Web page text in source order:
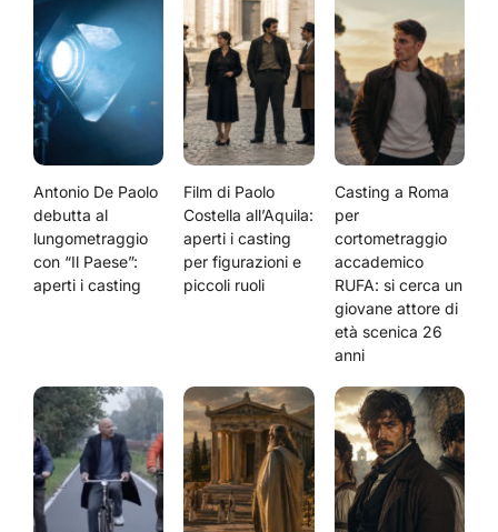
Antonio De Paolo
debutta al
lungometraggio
con “Il Paese”:
aperti i casting
Film di Paolo
Costella all’Aquila:
aperti i casting
per figurazioni e
piccoli ruoli
Casting a Roma
per
cortometraggio
accademico
RUFA: si cerca un
giovane attore di
età scenica 26
anni